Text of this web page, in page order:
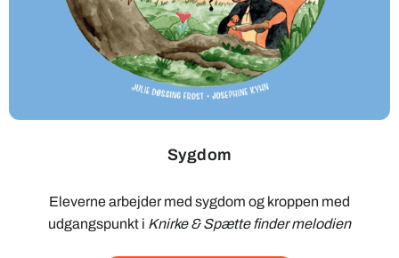
Sygdom
Eleverne arbejder med sygdom og kroppen med
udgangspunkt i Knirke & Spætte finder melodien